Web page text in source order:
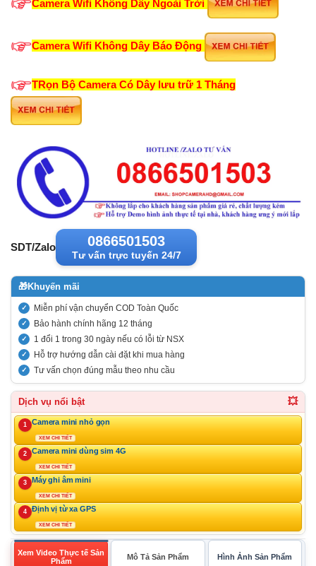
Camera Wifi Không Dây Ngoài Trời
Camera Wifi Không Dây Báo Động
TRọn Bộ Camera Có Dây lưu trữ 1 Tháng
SDT/Zalo 0866501503
Tư vấn trực tuyến 24/7
🎁Khuyến mãi
Miễn phí vận chuyển COD Toàn Quốc
Bảo hành chính hãng 12 tháng
1 đổi 1 trong 30 ngày nếu có lỗi từ NSX
Hỗ trợ hướng dẫn cài đặt khi mua hàng
Tư vấn chọn đúng mẫu theo nhu cầu
Dịch vụ nổi bật 💥
1 Camera mini nhỏ gọn
XEM CHI TIẾT
2 Camera mini dùng sim 4G
XEM CHI TIẾT
3 Máy ghi âm mini
XEM CHI TIẾT
4 Định vị từ xa GPS
XEM CHI TIẾT
Xem Video Thực tế Sản
Phẩm
Mô Tả Sản Phẩm Hình Ảnh Sản Phẩm